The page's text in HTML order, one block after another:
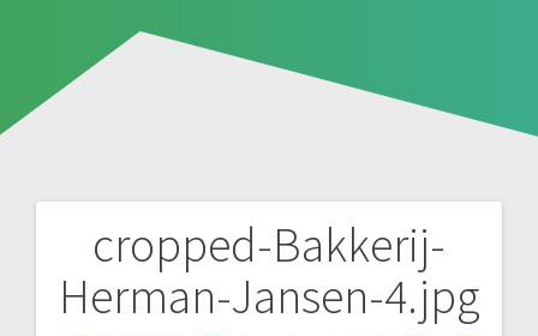
cropped-Bakkerij-
Herman-Jansen-4.jpg
Bericht
navigatie